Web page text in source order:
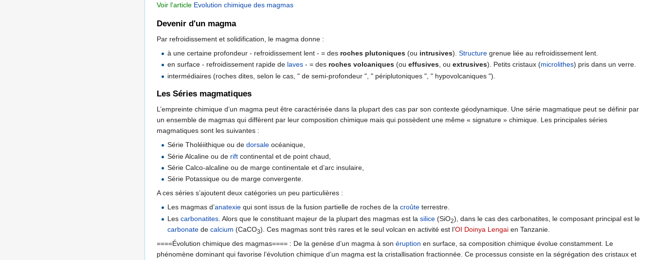
Voir l'article Evolution chimique des magmas
Devenir d'un magma
Par refroidissement et solidification, le magma donne :
à une certaine profondeur - refroidissement lent - = des roches plutoniques (ou intrusives).Structure grenue liée au refroidissement lent.
en surface - refroidissement rapide de laves - = des roches volcaniques (oueffusives, ouextrusives). Petits cristaux (microlithes) pris dans un verre.
intermédiaires (roches dites, selon le cas, " de semi-profondeur ", " périplutoniques ", " hypovolcaniques ").
Les Séries magmatiques
L’empreinte chimique d’un magma peut être caractérisée dans la plupart des cas par son contexte géodynamique. Une série magmatique peut se définir par
un ensemble de magmas qui diffèrent par leur composition chimique mais qui possèdent une même « signature » chimique. Les principales séries
magmatiques sont les suivantes :
Série Tholéiithique ou dedorsale océanique,
Série Alcaline ou de rift continental et de point chaud,
Série Calco-alcaline ou de marge continentale et d’arc insulaire,
Série Potassique ou de marge convergente.
A ces séries s’ajoutent deux catégories un peu particulières :
Les magmas d’anatexie qui sont issus de la fusion partielle de roches de lacroûte terrestre.
Lescarbonatites . Alors que le constituant majeur de la plupart des magmas est lasilice (SiO2), dans le cas des carbonatites, le composant principal est le
carbonate decalcium (CaCO3). Ces magmas sont très rares et le seul volcan en activité est l’OI Doinya Lengai en Tanzanie.
====Évolution chimique des magmas==== : De la genèse d’un magma à son éruption en surface, sa composition chimique évolue constamment. Le
phénomène dominant qui favorise l’évolution chimique d’un magma est la cristallisation fractionnée. Ce processus consiste en la ségrégation des cristaux et